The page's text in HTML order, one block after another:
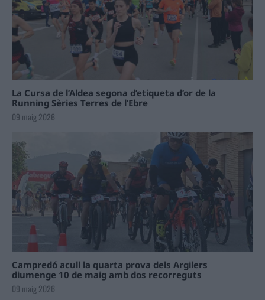
La Cursa de l’Aldea segona d’etiqueta d’or de la
Running Sèries Terres de l’Ebre
09 maig 2026
Campredó acull la quarta prova dels Argilers
diumenge 10 de maig amb dos recorreguts
09 maig 2026